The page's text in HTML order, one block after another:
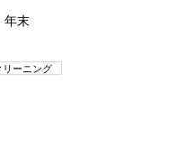
年末
リーニング